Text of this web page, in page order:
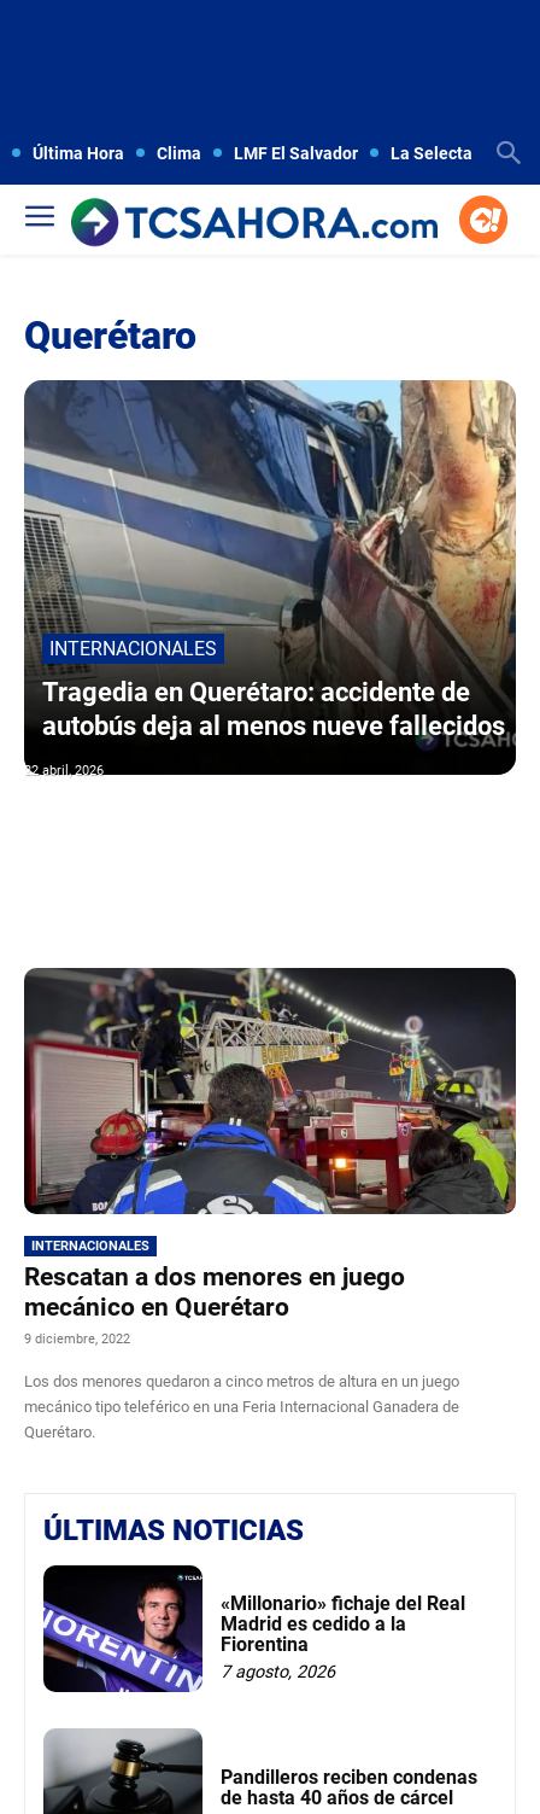
Última Hora Clima LMF El Salvador La Selecta
Querétaro
INTERNACIONALES
Tragedia en Querétaro: accidente de
autobús deja al menos nueve fallecidos
22 abril, 2026
INTERNACIONALES
Rescatan a dos menores en juego
mecánico en Querétaro
9 diciembre, 2022
Los dos menores quedaron a cinco metros de altura en un juego
mecánico tipo teleférico en una Feria Internacional Ganadera de
Querétaro.
ÚLTIMAS NOTICIAS
«Millonario» fichaje del Real
Madrid es cedido a la
Fiorentina
7 agosto, 2026
Pandilleros reciben condenas
de hasta 40 años de cárcel